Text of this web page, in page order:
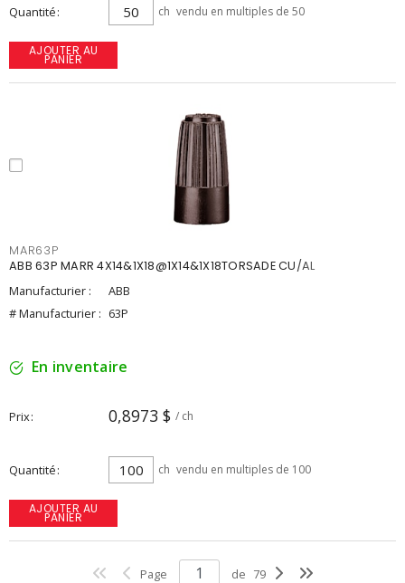
Quantité ch vendu en multiples de 50
AJOUTER AU
PANIER
MAR63P
ABB 63P MARR 4X14&1X18@1X14&1X18TORSADE CU/AL
Manufacturier :
ABB
# Manufacturier : 63P
En inventaire
Prix 0,8973 $ / ch
Quantité ch vendu en multiples de 100
AJOUTER AU
PANIER
Page de 79